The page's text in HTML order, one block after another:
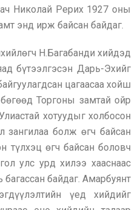
Николай Рерих 1927 оны
энд ирж байсан байдаг.
Н.Багабанди хийдэд
бүтээлгэсэн Дарь-Эхийг
цагаасаа хойш
Торгоны замтай ойр
хотуудыг холбосон
болж өгч байсан
түлхэц өгч байсан боловч
улс урд хилээ хааснаас
байдаг. Амарбуянт
үед хийдийг